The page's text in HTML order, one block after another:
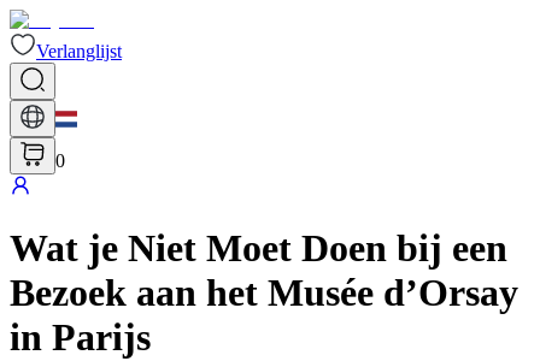
Verlanglijst
0
Wat je Niet Moet Doen bij een
Bezoek aan het Musée d’Orsay
in Parijs